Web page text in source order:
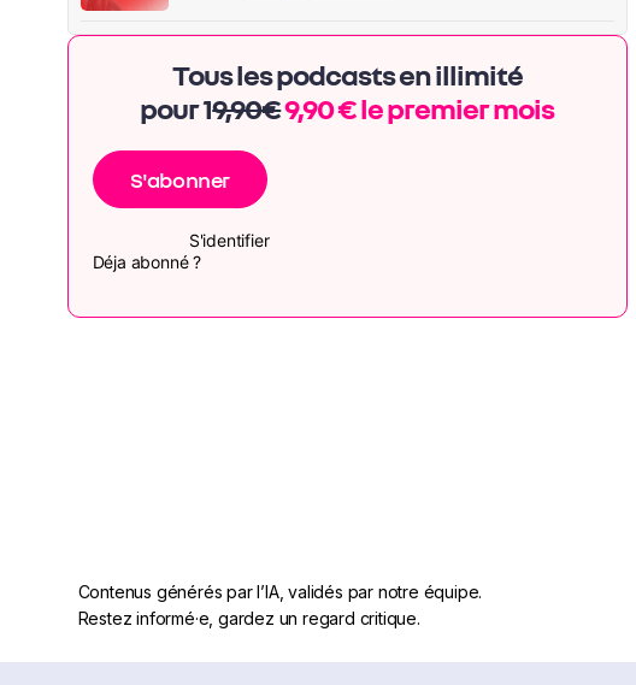
Tous les podcasts en illimité
pour 19,90€9,90 € le premier mois
S'abonner
Déja abonné ?
S'identifier
Contenus générés par l’IA, validés par notre équipe.
Restez informé·e, gardez un regard critique.